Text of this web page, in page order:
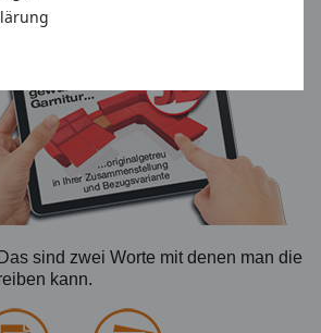
sind zwei Worte mit denen man die
kann.
Anzeige und Funktionalität
Diese Cookies ermöglichen die
Webseiten-Nutzung.
: Diese Cookies werden mit
(Drittanbieter) geteilt, um z.B.
Werbung anzubieten.
speichern